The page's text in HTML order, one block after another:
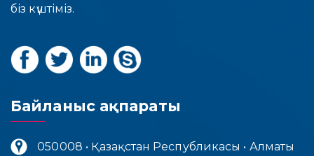
біз күштіміз.
Байланыс ақпараты
050008 • Қазақстан Республикасы • Алматы